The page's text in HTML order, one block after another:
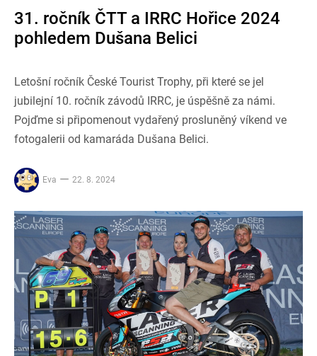
31. ročník ČTT a IRRC Hořice 2024
pohledem Dušana Belici
Letošní ročník České Tourist Trophy, při které se jel
jubilejní 10. ročník závodů IRRC, je úspěšně za námi.
Pojďme si připomenout vydařený prosluněný víkend ve
fotogalerii od kamaráda Dušana Belici.
Eva 22. 8. 2024